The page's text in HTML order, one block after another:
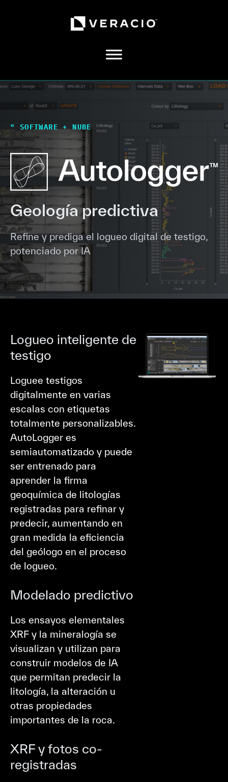
" SOFTWARE + NUBE
Geología predictiva
Refine y prediga el logueo digital de testigo,
potenciado por IA
Logueo inteligente de
testigo
Loguee testigos
digitalmente en varias
escalas con etiquetas
totalmente personalizables.
AutoLogger es
semiautomatizado y puede
ser entrenado para
aprender la firma
geoquímica de litologías
registradas para refinar y
predecir, aumentando en
gran medida la eficiencia
del geólogo en el proceso
de logueo.
Modelado predictivo
Los ensayos elementales
XRF y la mineralogía se
visualizan y utilizan para
construir modelos de IA
que permitan predecir la
litología, la alteración u
otras propiedades
importantes de la roca.
XRF y fotos co-
registradas